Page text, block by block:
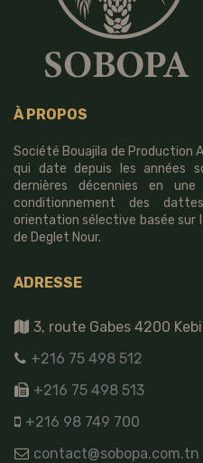
À PROPOS
Société Bouajila de Production
qui date depuis les années
dernières décennies en
conditionnement des
orientation sélective basée sur
de Deglet Nour.
ADRESSE
3, route Gabes 4200
+216 75 498 512
+216 75 498 513
+216 98 749 700
contact@sobopa.com.tn